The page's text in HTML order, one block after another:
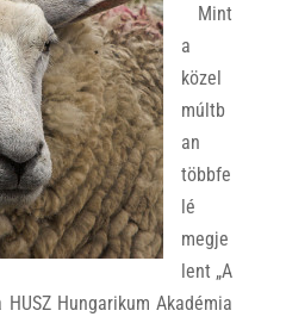
Mint
a
közel
múltb
an
többfe
lé
megje
lent „A
Hungarikum Akadémia